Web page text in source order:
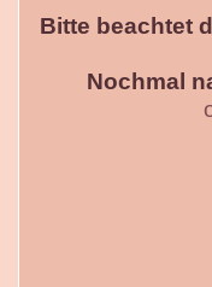
Bitte beachtet
Nochmal